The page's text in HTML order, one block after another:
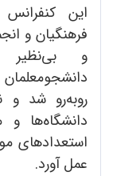
این
فرهنگیان و
و بی‌نظیر
روبه‌رو شد و
دانشگاه‌ها
استعدادهای
عمل آورد.